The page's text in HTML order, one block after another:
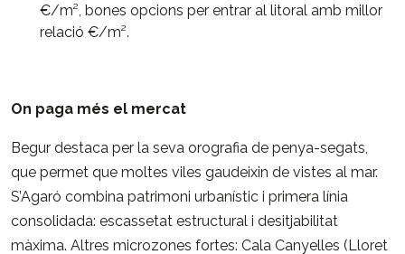
€/m², bones opcions per entrar al litoral amb millor
relació €/m².
On paga més el mercat
Begur destaca per la seva orografia de penya-segats,
que permet que moltes viles gaudeixin de vistes al mar.
S’Agaró combina patrimoni urbanístic i primera línia
consolidada: escassetat estructural i desitjabilitat
màxima. Altres microzones fortes: Cala Canyelles (Lloret